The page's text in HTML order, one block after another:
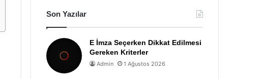
Son Yazılar
E İmza Seçerken Dikkat Edilmesi
Gereken Kriterler
Admin 1 Ağustos 2026